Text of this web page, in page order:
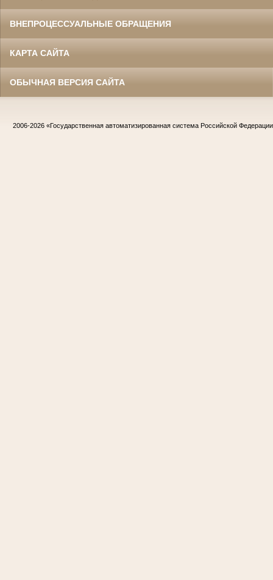
ВНЕПРОЦЕССУАЛЬНЫЕ ОБРАЩЕНИЯ
КАРТА САЙТА
ОБЫЧНАЯ ВЕРСИЯ САЙТА
2006-2026 «Государственная автоматизированная система Российской